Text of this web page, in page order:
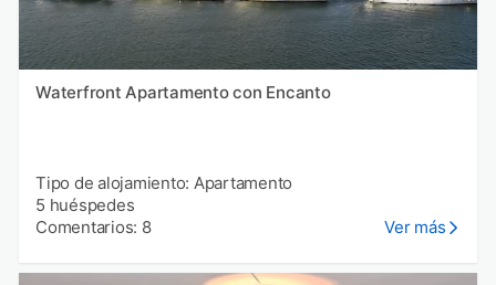
Waterfront Apartamento con Encanto
Tipo de alojamiento: Apartamento
5 huéspedes
Comentarios: 8
Ver más